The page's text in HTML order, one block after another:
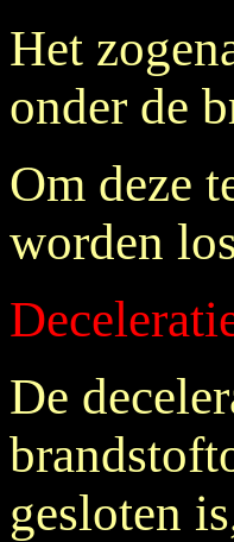
Het
onder de
Om deze
worden
De
gesloten